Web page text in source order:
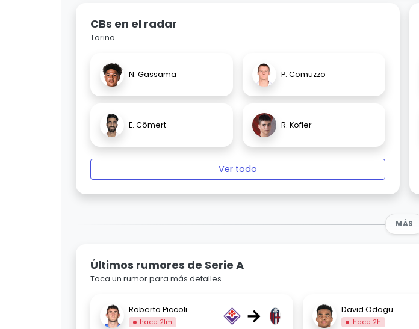
CBs en el radar
Torino
N. Gassama P. Comuzzo
E. Cömert R. Kofler
Ver todo
MÁS
Últimos rumores de Serie A
Toca un rumor para más detalles.
Roberto Piccoli
hace 21m → David Odogu
hace 2h